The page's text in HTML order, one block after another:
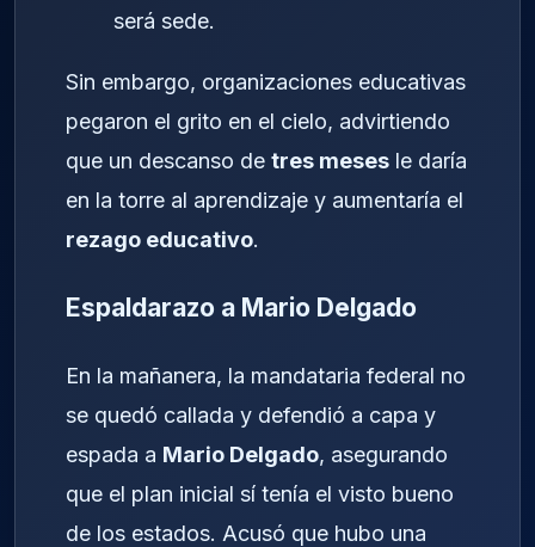
será sede.
Sin embargo, organizaciones educativas
pegaron el grito en el cielo, advirtiendo
que un descanso de tres meses le daría
en la torre al aprendizaje y aumentaría el
rezago educativo.
Espaldarazo a Mario Delgado
En la mañanera, la mandataria federal no
se quedó callada y defendió a capa y
espada a Mario Delgado, asegurando
que el plan inicial sí tenía el visto bueno
de los estados. Acusó que hubo una